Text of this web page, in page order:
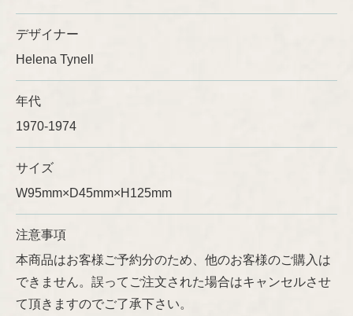
デザイナー
Helena Tynell
年代
1970-1974
サイズ
W95mm×D45mm×H125mm
注意事項
本商品はお客様ご予約分のため、他のお客様のご購入は
できません。誤ってご注文された場合はキャンセルさせ
て頂きますのでご了承下さい。